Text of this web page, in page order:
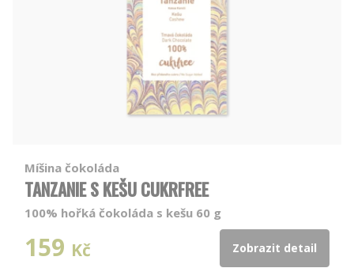
Míšina čokoláda
TANZANIE S KEŠU CUKRFREE
100% hořká čokoláda s kešu 60 g
159 Kč Zobrazit detail